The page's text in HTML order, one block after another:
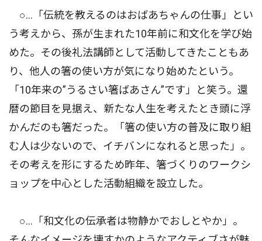
○…「伝統を教えるのはおばあちゃんの仕事」とい
う考えから、孫が生まれた10年前に和文化を学び始
めた。その後礼法講師として活動してきたこともあ
り、他人の箸の使い方が気になり始めたという。
「10年来の”うるさい箸ばあさん”です」と笑う。還
暦の節目を見据え、新たな人生を考えたとき頭に浮
かんだのも箸だった。「箸の使い方の普及に取り組
む人は少ないので、イチバンになれると思った」。
その考えを形にするため昨年、箸づくりのワークシ
ョップを中心とした活動組織を設立した。
○…「和文化の伝承者は物静かでおしとやか」。